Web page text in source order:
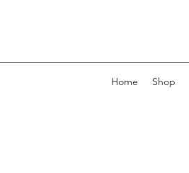
Home Shop